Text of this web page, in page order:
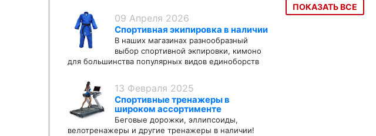
09 Апреля 2026
Спортивная экипировка в наличии
В наших магазинах разнообразный
выбор спортивной экпировки, кимоно
для большинства популярных видов единоборств
13 Февраля 2025
Спортивные тренажеры в
широком ассортименте
Беговые дорожки, эллипсоиды,
велотренажеры и другие тренажеры в наличии!
ПОКАЗАТЬ ВСЕ